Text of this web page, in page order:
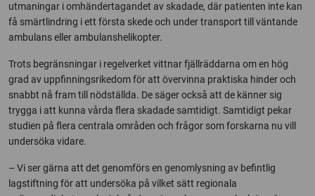
utmaningar i omhändertagandet av skadade, där patienten inte kan
få smärtlindring i ett första skede och under transport till väntande
ambulans eller ambulanshelikopter.
Trots begränsningar i regelverket vittnar fjällräddarna om en hög
grad av uppfinningsrikedom för att övervinna praktiska hinder och
snabbt nå fram till nödställda. De säger också att de känner sig
trygga i att kunna vårda flera skadade samtidigt. Samtidigt pekar
studien på flera centrala områden och frågor som forskarna nu vill
undersöka vidare.
– Vi ser gärna att det genomförs en genomlysning av befintlig
lagstiftning för att undersöka på vilket sätt regionala